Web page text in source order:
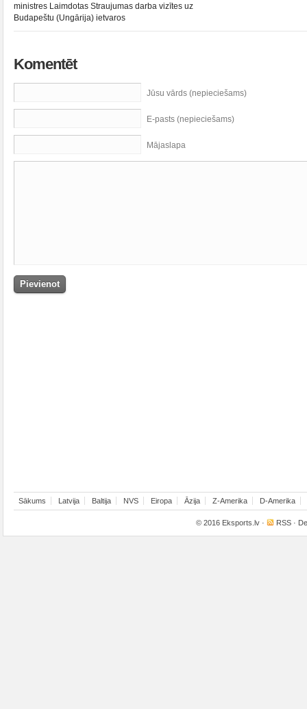
ministres Laimdotas Straujumas darba vizītes uz
Budapeštu (Ungārija) ietvaros
Komentēt
Jūsu vārds (nepieciešams)
E-pasts (nepieciešams)
Mājaslapa
Sākums Latvija Baltija NVS Eiropa Āzija Z-Amerika D-Amerika
© 2016 Eksports.lv · RSS ·